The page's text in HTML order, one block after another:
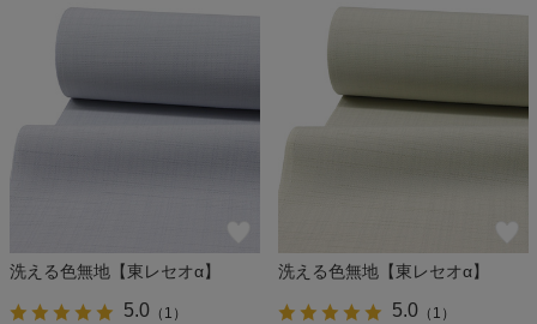
洗える色無地【東レセオα】
5.0（ 1 ）
洗える色無地【東レセオα】
5.0（ 1 ）